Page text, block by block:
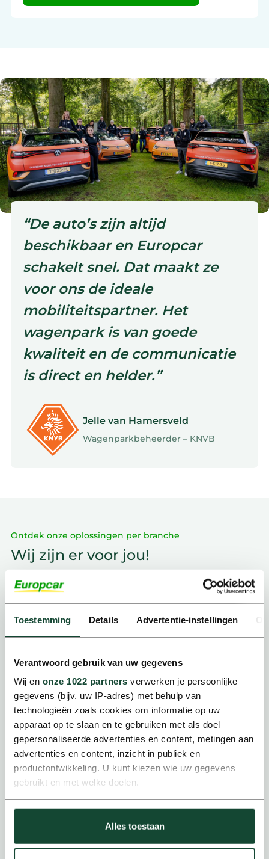
Toestemming Details Advertentie-instellingen
Verantwoord gebruik van uw gegevens
Wij en onze 1022 partners verwerken je persoonlijke
gegevens (bijv. uw IP-adres) met behulp van
technologieën zoals cookies om informatie op uw
apparaat op te slaan en te gebruiken met als doel
gepersonaliseerde advertenties en content, metingen aan
advertenties en content, inzicht in publiek en
productontwikkeling. U kunt kiezen wie uw gegevens
gebruikt en met welke doelen.
Als u het toestaat, willen we ook graag:
Informatie verzamelen over uw geografische locatie,
die tot een paar meter nauwkeurig kan zijn
Alles toestaan
“De auto’s zijn altijd
beschikbaar en Europcar
schakelt snel. Dat maakt ze
voor ons de ideale
mobiliteitspartner. Het
wagenpark is van goede
kwaliteit en de communicatie
is direct en helder.”
Jelle van Hamersveld
Wagenparkbeheerder – KNVB
Ontdek onze oplossingen per branche
Wij zijn er voor jou!
Overheid & publieke sector
Betrouwbare, transparante en duurzame
mobiliteitsoplossingen.